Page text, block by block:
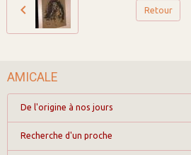
Retour
AMICALE
De l'origine à nos jours
Recherche d'un proche